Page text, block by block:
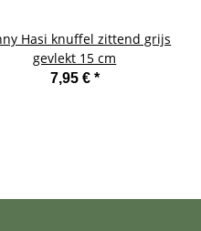
Hasi knuffel zittend grijs
gevlekt 15 cm
7,95 € *